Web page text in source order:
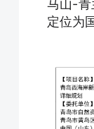
马山-青
定位为